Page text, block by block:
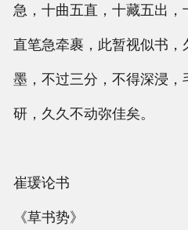
急，十曲五直，十藏五出
直笔急牵裹，此暂视似书
墨，不过三分，不得深浸，
研，久久不动弥佳矣。
崔瑗论书
《草书势》